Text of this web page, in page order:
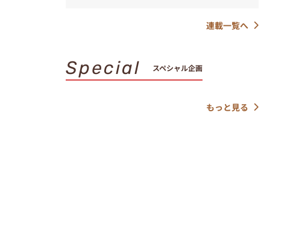
連載一覧へ
Special スペシャル企画
もっと見る